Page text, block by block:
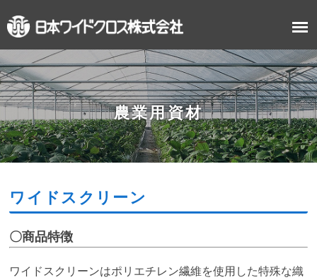
農業用資材
ワイドスクリーン
〇商品特徴
ワイドスクリーンはポリエチレン繊維を使用した特殊な織